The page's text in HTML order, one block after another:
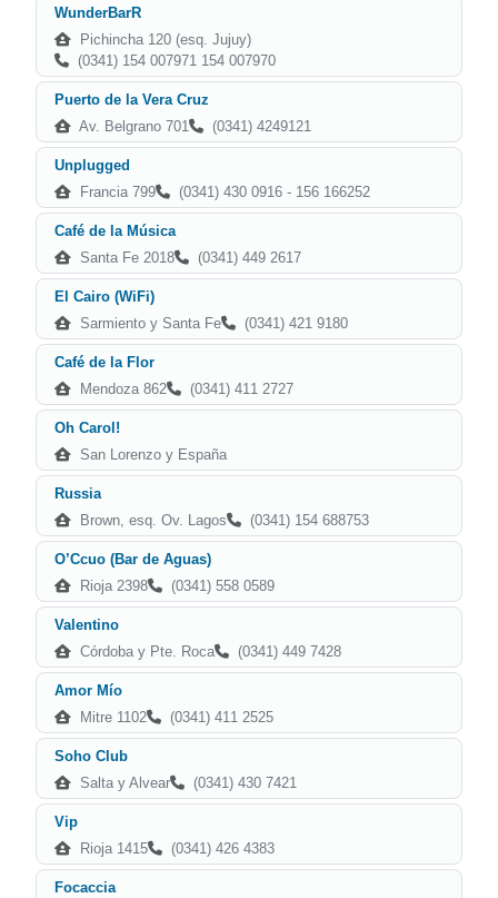
WunderBarR
Pichincha 120 (esq. Jujuy)
(0341) 154 007971 154 007970
Puerto de la Vera Cruz
Av. Belgrano 701
(0341) 4249121
Unplugged
Francia 799
(0341) 430 0916 - 156 166252
Café de la Música
Santa Fe 2018
(0341) 449 2617
El Cairo (WiFi)
Sarmiento y Santa Fe
(0341) 421 9180
Café de la Flor
Mendoza 862
(0341) 411 2727
Oh Carol!
San Lorenzo y España
Russia
Brown, esq. Ov. Lagos
(0341) 154 688753
O’Ccuo (Bar de Aguas)
Rioja 2398
(0341) 558 0589
Valentino
Córdoba y Pte. Roca
(0341) 449 7428
Amor Mío
Mitre 1102
(0341) 411 2525
Soho Club
Salta y Alvear
(0341) 430 7421
Vip
Rioja 1415
(0341) 426 4383
Focaccia